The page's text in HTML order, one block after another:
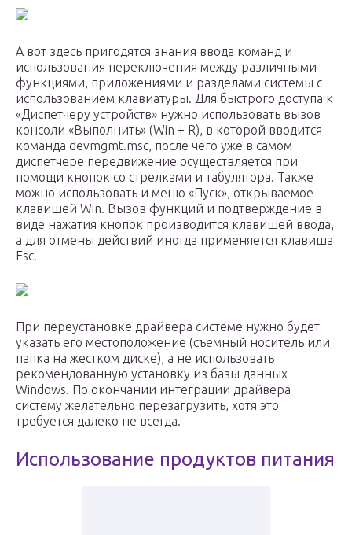
А вот здесь пригодятся знания ввода команд и
использования переключения между различными
функциями, приложениями и разделами системы с
использованием клавиатуры. Для быстрого доступа к
«Диспетчеру устройств» нужно использовать вызов
консоли «Выполнить» (Win + R), в которой вводится
команда devmgmt.msc, после чего уже в самом
диспетчере передвижение осуществляется при
помощи кнопок со стрелками и табулятора. Также
можно использовать и меню «Пуск», открываемое
клавишей Win. Вызов функций и подтверждение в
виде нажатия кнопок производится клавишей ввода,
а для отмены действий иногда применяется клавиша
Esc.
При переустановке драйвера системе нужно будет
указать его местоположение (съемный носитель или
папка на жестком диске), а не использовать
рекомендованную установку из базы данных
Windows. По окончании интеграции драйвера
систему желательно перезагрузить, хотя это
требуется далеко не всегда.
Использование продуктов питания